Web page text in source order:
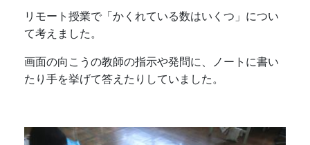
リモート授業で「かくれている数はいくつ」につい
て考えました。
画面の向こうの教師の指示や発問に、ノートに書い
たり手を挙げて答えたりしていました。